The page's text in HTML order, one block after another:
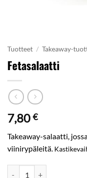
Tuotteet / Takeaway-
Fetasalaatti
7,80€
Takeaway-salaatti,
viinirypäleitä.